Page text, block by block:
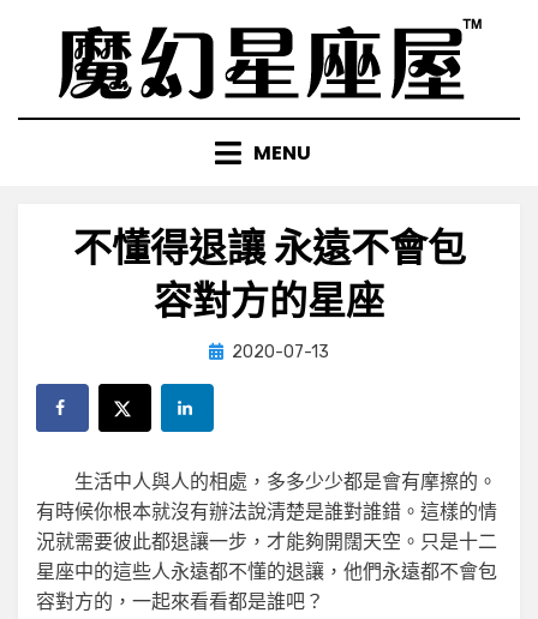
content
MENU
不懂得退讓 永遠不會包
容對方的星座
by小編
Posted
2020-07-13
生活中人與人的相處，多多少少都是會有摩擦的。
有時候你根本就沒有辦法說清楚是誰對誰錯。這樣的情
況就需要彼此都退讓一步，才能夠開闊天空。只是十二
星座中的這些人永遠都不懂的退讓，他們永遠都不會包
容對方的，一起來看看都是誰吧？